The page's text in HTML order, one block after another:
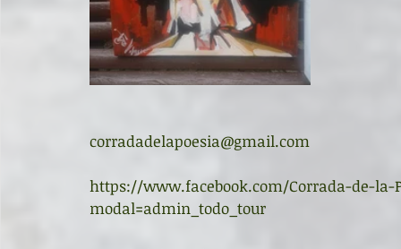
corradadelapoesia@gmail.com
https://www.facebook.com/Corrada-de-la-
modal=admin_todo_tour